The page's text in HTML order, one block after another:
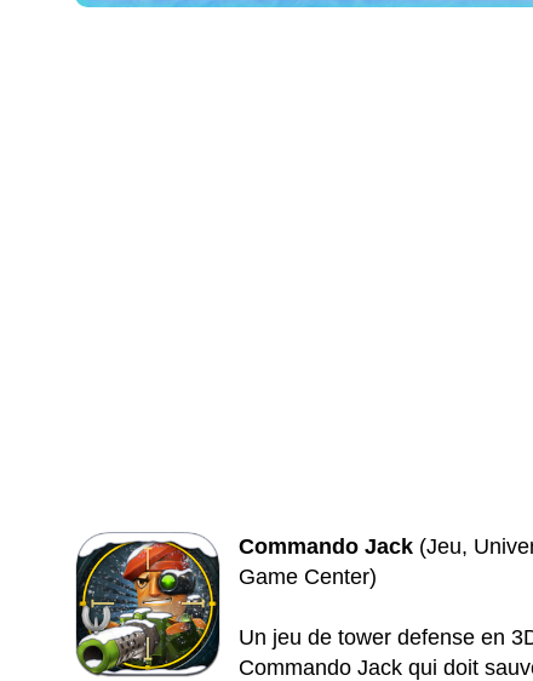
Commando Jack (Jeu,
Game Center)
Un jeu de tower defense en
Commando Jack qui doit